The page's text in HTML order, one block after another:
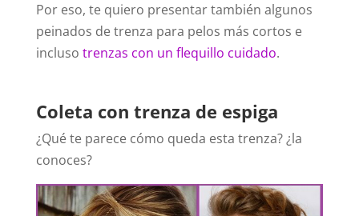
Por eso, te quiero presentar también algunos
peinados de trenza para pelos más cortos e
incluso trenzas con un flequillo cuidado.
Coleta con trenza de espiga
¿Qué te parece cómo queda esta trenza? ¿la
conoces?